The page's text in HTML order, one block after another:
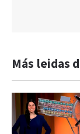
Más leidas